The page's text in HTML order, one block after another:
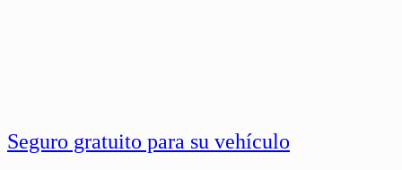
Seguro gratuito para su vehículo